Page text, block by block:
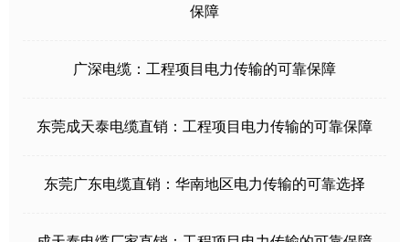
保障
广深电缆：工程项目电力传输的可靠保障
东莞成天泰电缆直销：工程项目电力传输的可靠保障
东莞广东电缆直销：华南地区电力传输的可靠选择